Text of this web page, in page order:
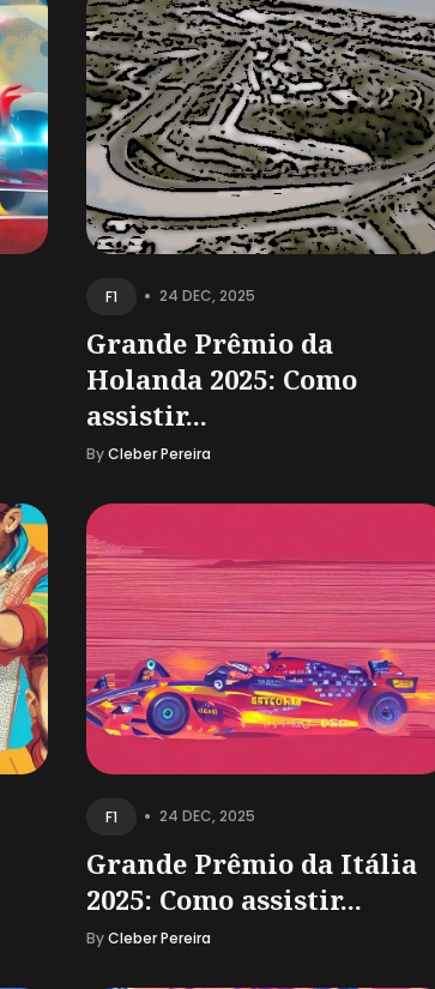
F1 • 24 DEC, 2025
Grande Prêmio da
Holanda 2025: Como
assistir...
ByCleber Pereira
F1 • 24 DEC, 2025
Grande Prêmio da Itália
2025: Como assistir...
ByCleber Pereira